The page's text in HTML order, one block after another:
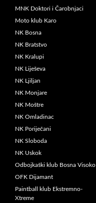
MNK Doktori i Čarobnjaci
Moto klub Karo
NK Bosna
NK Bratstvo
NK Kralupi
NK Liješeva
NK Ljiljan
NK Monjare
NK Moštre
NK Omladinac
NK Poriječani
NK Sloboda
NK Uskok
Odbojkaški klub Bosna Visoko
OFK Dijamant
Paintball klub Ekstremno-
Xtreme